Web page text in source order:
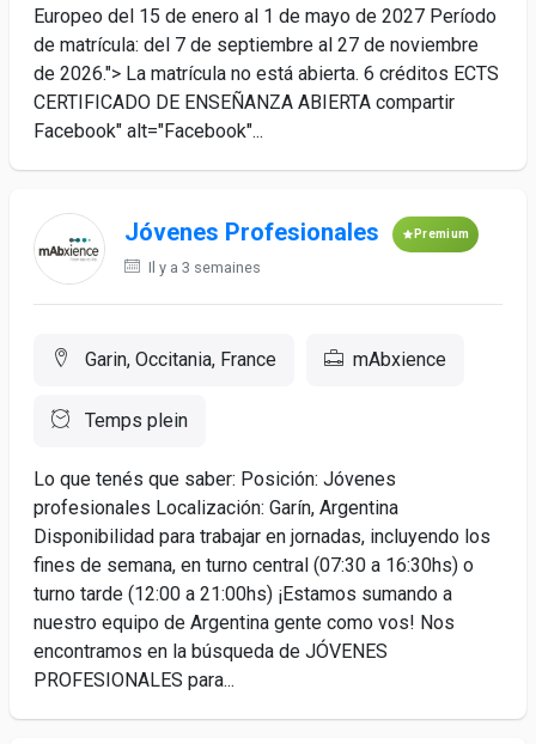
Europeo del 15 de enero al 1 de mayo de 2027 Período
de matrícula: del 7 de septiembre al 27 de noviembre
de 2026."> La matrícula no está abierta. 6 créditos ECTS
CERTIFICADO DE ENSEÑANZA ABIERTA compartir
Facebook" alt="Facebook"...
Jóvenes Profesionales Premium
Il y a 3 semaines
Garin, Occitania, France mAbxience
Temps plein
Lo que tenés que saber: Posición: Jóvenes
profesionales Localización: Garín, Argentina
Disponibilidad para trabajar en jornadas, incluyendo los
fines de semana, en turno central (07:30 a 16:30hs) o
turno tarde (12:00 a 21:00hs) ¡Estamos sumando a
nuestro equipo de Argentina gente como vos! Nos
encontramos en la búsqueda de JÓVENES
PROFESIONALES para...